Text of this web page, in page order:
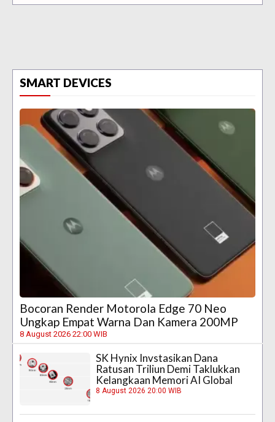
SMART DEVICES
Bocoran Render Motorola Edge 70 Neo
Ungkap Empat Warna Dan Kamera 200MP
8 August 2026 22:00 WIB
SK Hynix Invstasikan Dana
Ratusan Triliun Demi Taklukkan
Kelangkaan Memori AI Global
8 August 2026 20:00 WIB